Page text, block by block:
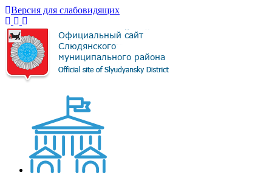
Версия для слабовидящих